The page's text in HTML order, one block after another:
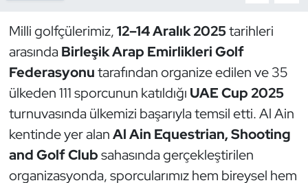
Milli golfçülerimiz,12–14 Aralık 2025tarihleri
arasında Birleşik Arap Emirlikleri Golf
Federasyonutarafından organize edilen ve 35
ülkeden 111 sporcunun katıldığı UAE Cup 2025
turnuvasında ülkemizi başarıyla temsil etti. Al Ain
kentinde yer alanAl Ain Equestrian, Shooting
and Golf Clubsahasında gerçekleştirilen
organizasyonda, sporcularımız hem bireysel hem
Dövüş Sanatı
E-Spor
Eskrim
Futbol